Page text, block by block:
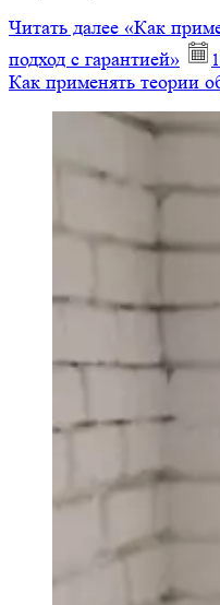
Читать далее «Как
подход с гарантией»
Как применять теории